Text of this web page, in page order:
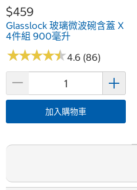
$459
Glasslock 玻璃微波碗含蓋 X
4件組 900毫升
★★★★★
★★★★★4.6 (86)
加入購物車